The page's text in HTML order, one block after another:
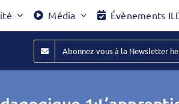
Média Évènements
Abonnez-vous à la Newsletter